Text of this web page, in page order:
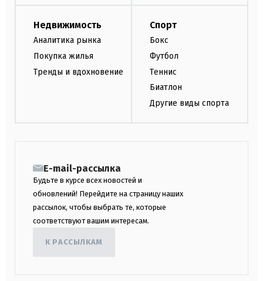
Недвижимость
Аналитика рынка
Покупка жилья
Тренды и вдохновение
Спорт
Бокс
Футбол
Теннис
Биатлон
Другие виды спорта
E-mail-рассылка
Будьте в курсе всех новостей и
обновлений! Перейдите на страницу наших
рассылок, чтобы выбрать те, которые
соответствуют вашим интересам.
К РАССЫЛКАМ